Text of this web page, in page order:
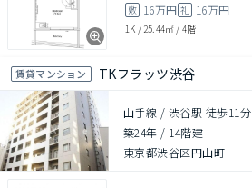
敷 16万円 礼 16万円
1K / 25.44㎡ / 4階
賃貸マンション TKフラッツ渋谷
山手線 / 渋谷駅 徒歩11分
築24年 / 14階建
東京都渋谷区円山町